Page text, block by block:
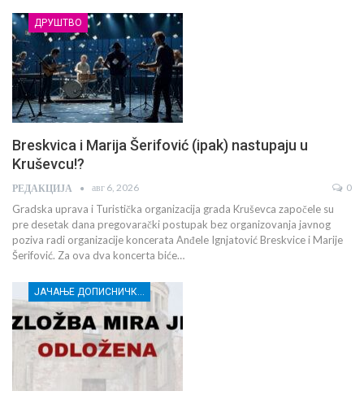
ДРУШТВО
Breskvica i Marija Šerifović (ipak) nastupaju u
Kruševcu!?
РЕДАКЦИЈА авг 6, 2026 0
Gradska uprava i Turistička organizacija grada Kruševca započele su
pre desetak dana pregovarački postupak bez organizovanja javnog
poziva radi organizacije koncerata Anđele Ignjatović Breskvice i Marije
Šerifović. Za ova dva koncerta biće…